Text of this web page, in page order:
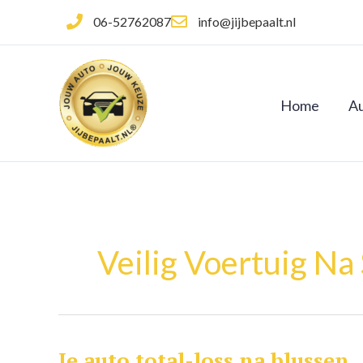
de
06-52762087 info@jijbepaalt.nl
Home
Veilig Voertuig Na
Je